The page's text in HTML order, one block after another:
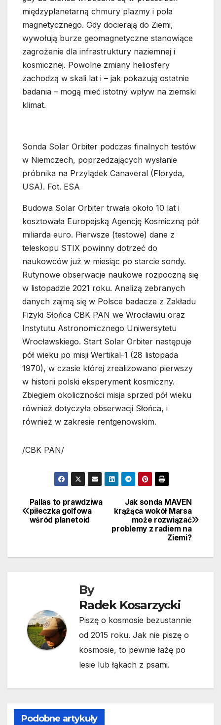
międzyplanetarną chmury plazmy i pola
magnetycznego. Gdy docierają do Ziemi,
wywołują burze geomagnetyczne stanowiące
zagrożenie dla infrastruktury naziemnej i
kosmicznej. Powolne zmiany heliosfery
zachodzą w skali lat i – jak pokazują ostatnie
badania – mogą mieć istotny wpływ na ziemski
klimat.
Sonda Solar Orbiter podczas finalnych testów
w Niemczech, poprzedzających wysłanie
próbnika na Przylądek Canaveral (Floryda,
USA). Fot. ESA
Budowa Solar Orbiter trwała około 10 lat i
kosztowała Europejską Agencję Kosmiczną pół
miliarda euro. Pierwsze (testowe) dane z
teleskopu STIX powinny dotrzeć do
naukowców już w miesiąc po starcie sondy.
Rutynowe obserwacje naukowe rozpoczną się
w listopadzie 2021 roku. Analizą zebranych
danych zajmą się w Polsce badacze z Zakładu
Fizyki Słońca CBK PAN we Wrocławiu oraz
Instytutu Astronomicznego Uniwersytetu
Wrocławskiego. Start Solar Orbiter następuje
pół wieku po misji Wertikal-1 (28 listopada
1970), w czasie której zrealizowano pierwszy
w historii polski eksperyment kosmiczny.
Zbiegiem okoliczności misja sprzed pół wieku
również dotyczyła obserwacji Słońca, i
również w zakresie rentgenowskim.
/CBK PAN/
Nawigacja
wpisu
Jak sonda MAVEN
krążąca wokół Marsa
może rozwiązać
problemy z radiem na
Ziemi?
Pallas to prawdziwa
piłeczka golfowa
wśród planetoid
By
Radek Kosarzycki
Piszę o kosmosie bezustannie
od 2015 roku. Jak nie piszę o
kosmosie, to pewnie łażę po
lesie lub łąkach z psami.
Podobne artykuły